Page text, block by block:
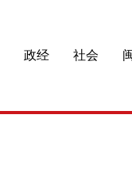
政经 社会